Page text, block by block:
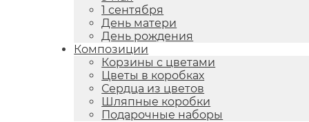
1 сентября
День матери
День рождения
Композиции
Корзины с цветами
Цветы в коробках
Сердца из цветов
Шляпные коробки
Подарочные наборы